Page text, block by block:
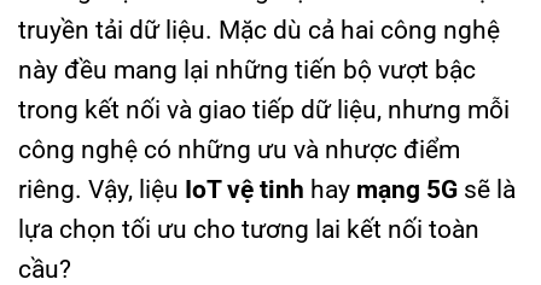
truyền tải dữ liệu. Mặc dù cả hai công nghệ
này đều mang lại những tiến bộ vượt bậc
trong kết nối và giao tiếp dữ liệu, nhưng mỗi
công nghệ có những ưu và nhược điểm
riêng. Vậy, liệu IoT vệ tinh hay mạng 5G sẽ là
lựa chọn tối ưu cho tương lai kết nối toàn
cầu?